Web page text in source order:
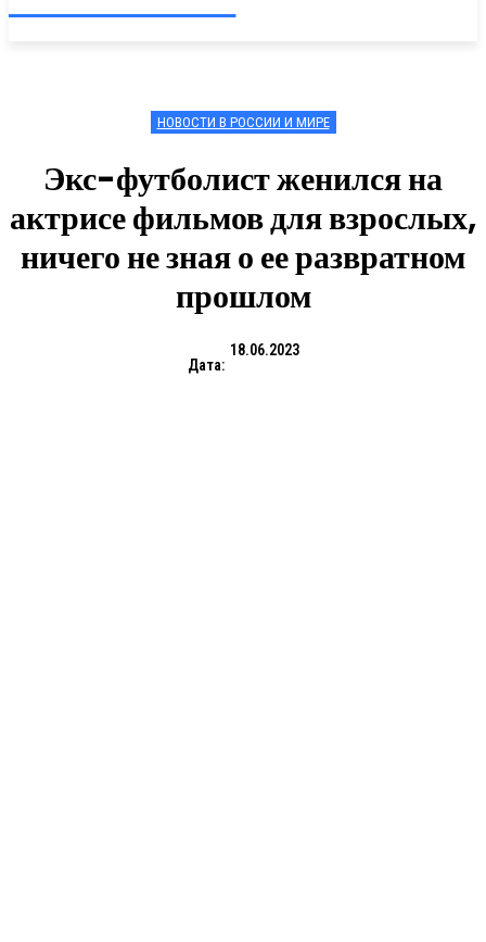
НОВОСТИ В РОССИИ И МИРЕ
Экс-футболист женился на
актрисе фильмов для взрослых,
ничего не зная о ее развратном
прошлом
Дата:
18.06.2023